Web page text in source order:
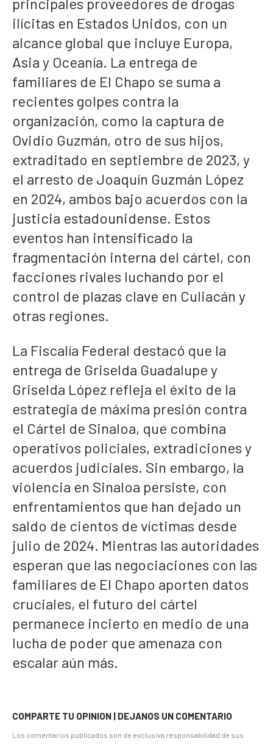
ilícitas en Estados Unidos, con un
alcance global que incluye Europa,
Asia y Oceanía. La entrega de
familiares de El Chapo se suma a
recientes golpes contra la
organización, como la captura de
Ovidio Guzmán, otro de sus hijos,
extraditado en septiembre de 2023, y
el arresto de Joaquín Guzmán López
en 2024, ambos bajo acuerdos con la
justicia estadounidense. Estos
eventos han intensificado la
fragmentación interna del cártel, con
facciones rivales luchando por el
control de plazas clave en Culiacán y
otras regiones.
La Fiscalía Federal destacó que la
entrega de Griselda Guadalupe y
Griselda López refleja el éxito de la
estrategia de máxima presión contra
el Cártel de Sinaloa, que combina
operativos policiales, extradiciones y
acuerdos judiciales. Sin embargo, la
violencia en Sinaloa persiste, con
enfrentamientos que han dejado un
saldo de cientos de víctimas desde
julio de 2024. Mientras las autoridades
esperan que las negociaciones con las
familiares de El Chapo aporten datos
cruciales, el futuro del cártel
permanece incierto en medio de una
lucha de poder que amenaza con
escalar aún más.
COMPARTE TU OPINION | DEJANOS UN COMENTARIO
Los comentarios publicados son de exclusiva responsabilidad de sus